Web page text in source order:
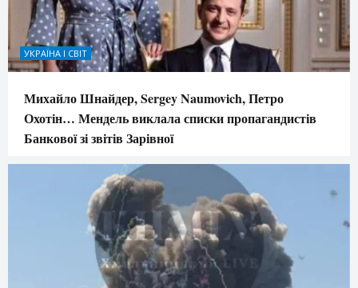
УКРАЇНА І СВІТ
Михайло Шнайдер, Sergey Naumovich, Петро
Охотін… Мендель виклала списки пропагандистів
Банкової зі звітів Зарівної